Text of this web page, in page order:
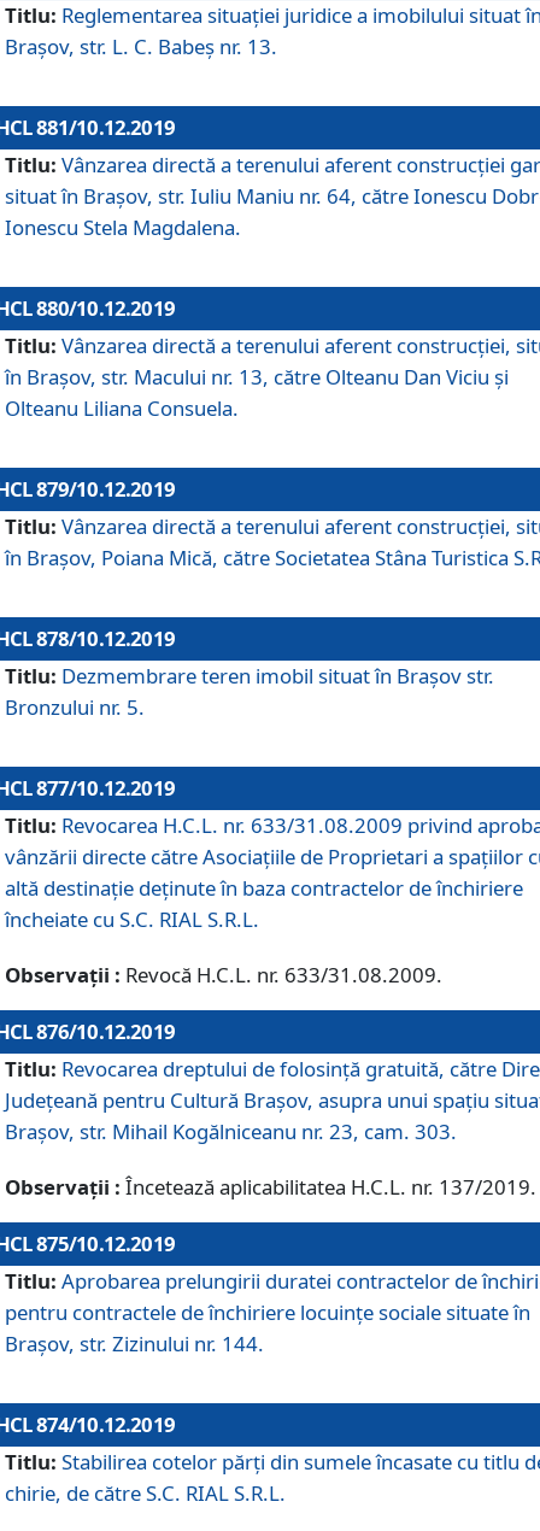
Titlu: Reglementarea situației juridice a imobilului situat
Brașov, str. L. C. Babeș nr. 13.
881/10.12.2019
Titlu: Vânzarea directă a terenului aferent construcției
situat în Brașov, str. Iuliu Maniu nr. 64, către Ionescu
Ionescu Stela Magdalena.
880/10.12.2019
Titlu: Vânzarea directă a terenului aferent construcției,
în Brașov, str. Macului nr. 13, către Olteanu Dan Viciu și
Olteanu Liliana Consuela.
879/10.12.2019
Titlu: Vânzarea directă a terenului aferent construcției,
în Brașov, Poiana Mică, către Societatea Stâna Turistica
878/10.12.2019
Titlu: Dezmembrare teren imobil situat în Brașov str.
Bronzului nr. 5.
877/10.12.2019
Titlu: Revocarea H.C.L. nr. 633/31.08.2009 privind
vânzării directe către Asociațiile de Proprietari a spațiilor
altă destinație deținute în baza contractelor de închiriere
încheiate cu S.C. RIAL S.R.L.
Observații : Revocă H.C.L. nr. 633/31.08.2009.
876/10.12.2019
Titlu: Revocarea dreptului de folosinţă gratuită, către
Judeţeană pentru Cultură Braşov, asupra unui spaţiu
Braşov, str. Mihail Kogălniceanu nr. 23, cam. 303.
Observații : Încetează aplicabilitatea H.C.L. nr. 137/2019.
875/10.12.2019
Titlu: Aprobarea prelungirii duratei contractelor de
pentru contractele de închiriere locuinţe sociale situate în
Braşov, str. Zizinului nr. 144.
874/10.12.2019
Titlu: Stabilirea cotelor părți din sumele încasate cu titlu
chirie, de către S.C. RIAL S.R.L.